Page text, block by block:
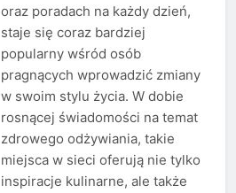
oraz poradach na każdy dzień,
staje się coraz bardziej
popularny wśród osób
pragnących wprowadzić zmiany
w swoim stylu życia. W dobie
rosnącej świadomości na temat
zdrowego odżywiania, takie
miejsca w sieci oferują nie tylko
inspiracje kulinarne, ale także